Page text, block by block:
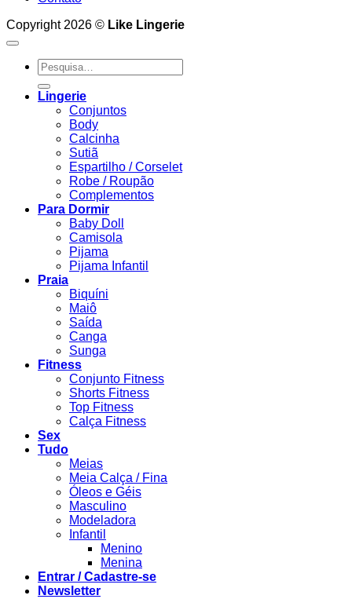
Copyright 2026 © Like Lingerie
Pesquisar
por:
Lingerie
Conjuntos
Body
Calcinha
Sutiã
Espartilho / Corselet
Robe / Roupão
Complementos
Para Dormir
Baby Doll
Camisola
Pijama
Pijama Infantil
Praia
Biquíni
Maiô
Saída
Canga
Sunga
Fitness
Conjunto Fitness
Shorts Fitness
Top Fitness
Calça Fitness
Sex
Tudo
Meias
Meia Calça / Fina
Óleos e Géis
Masculino
Modeladora
Infantil
Menino
Menina
Entrar / Cadastre-se
Newsletter